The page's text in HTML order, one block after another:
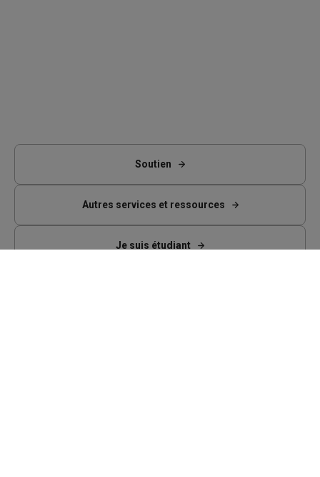
Soutien
Autres services et ressources
Je suis étudiant